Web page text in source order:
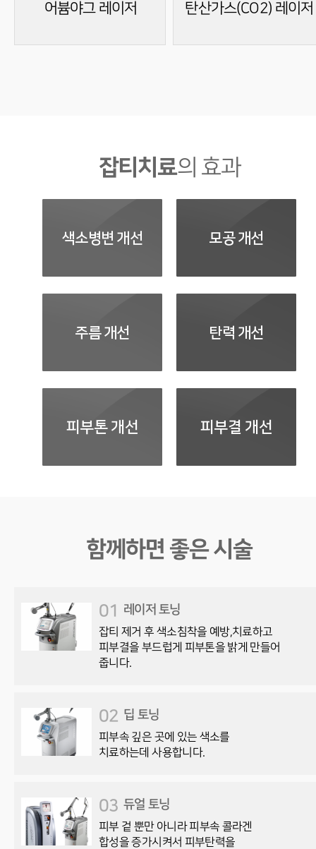
어븀야그 레이저 탄산가스(CO2) 레이저
잡티치료의 효과
색소병변 개선 모공 개선
주름 개선 탄력 개선
피부톤 개선 피부결 개선
함께하면 좋은 시술
01 레이저 토닝
잡티 제거 후 색소침착을 예방,치료하고
피부결을 부드럽게 피부톤을 밝게 만들어
줍니다.
02 딥 토닝
피부속 깊은 곳에 있는 색소를
치료하는데 사용합니다.
03 듀얼 토닝
피부 겉 뿐만 아니라 피부속 콜라겐
합성을 증가시켜서 피부탄력을